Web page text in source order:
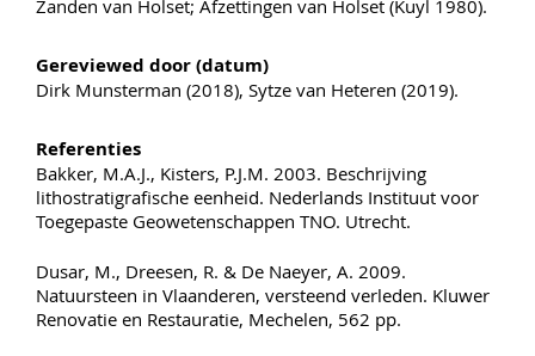
Zanden van Holset; Afzettingen van Holset (Kuyl 1980).
Gereviewed door (datum)
Dirk Munsterman (2018), Sytze van Heteren (2019).
Referenties
Bakker, M.A.J., Kisters, P.J.M. 2003. Beschrijving
lithostratigrafische eenheid. Nederlands Instituut voor
Toegepaste Geowetenschappen TNO. Utrecht.
Dusar, M., Dreesen, R. & De Naeyer, A. 2009.
Natuursteen in Vlaanderen, versteend verleden. Kluwer
Renovatie en Restauratie, Mechelen, 562 pp.